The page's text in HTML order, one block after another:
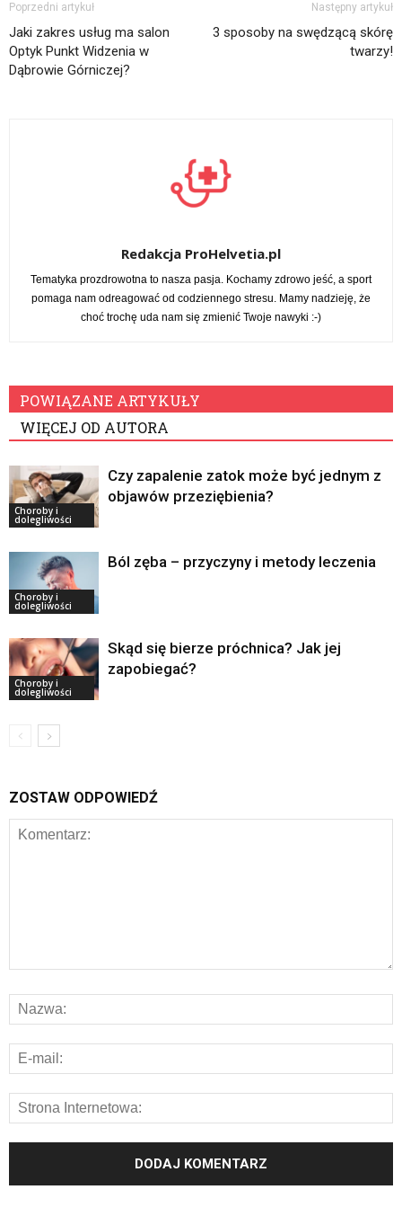
Poprzedni artykuł
Jaki zakres usług ma salon
Optyk Punkt Widzenia w
Dąbrowie Górniczej?
Następny artykuł
3 sposoby na swędzącą skórę
twarzy!
Redakcja ProHelvetia.pl
Tematyka prozdrowotna to nasza pasja. Kochamy zdrowo jeść, a sport
pomaga nam odreagować od codziennego stresu. Mamy nadzieję, że
choć trochę uda nam się zmienić Twoje nawyki :-)
POWIĄZANE ARTYKUŁY
WIĘCEJ OD AUTORA
Choroby i
dolegliwości
Czy zapalenie zatok może być jednym z
objawów przeziębienia?
Choroby i
dolegliwości
Ból zęba – przyczyny i metody leczenia
Choroby i
dolegliwości
Skąd się bierze próchnica? Jak jej
zapobiegać?
ZOSTAW ODPOWIEDŹ